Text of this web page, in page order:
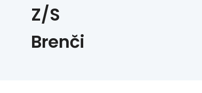
Z/S
Brenči